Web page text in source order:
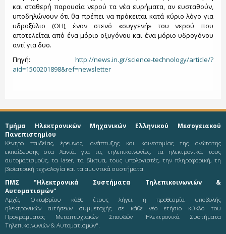
και σταθερή παρουσία νερού τα νέα ευρήματα, αν ευσταθούν,
υποδηλώνουν ότι θα πρέπει να πρόκειται κατά κύριο λόγο για
υδροξύλιο (OH), έναν στενό «συγγενή» του νερού που
αποτελείται από ένα μόριο οξυγόνου και ένα μόριο υδρογόνου
αντί για δυο.
Πηγή: http://news.in.gr/science-technology/article/?
aid=1500201898&ref=newsletter
Τμήμα Ηλεκτρονικών Μηχανικών Ελληνικού Μεσογειακού
Πανεπιστημίου
Κέντρο παιδείας, έρευνας, ανάπτυξης και καινοτομίας της ανώτατης
εκπαίδευσης στα Χανιά, για τις τηλεπικοινωνίες, τα ηλεκτρονικά, τους
αυτοματισμούς, τα laser, τα δίκτυα, τους υπολογιστές, την πληροφορική, τη
βιοϊατρική τεχνολογία και τα αμυντικά συστήματα.
ΠΜΣ "Ηλεκτρονικά Συστήματα Τηλεπικοινωνιών &
Αυτοματισμών"
Αρχές Οκτωβρίου κάθε έτους λήγει η προθεσμία υποβολής
ηλεκτρονικών αιτήσεων συμμετοχής σε κάθε νέο ετήσιο κύκλο του
Προγράμματος Μεταπτυχιακών Σπουδών "Ηλεκτρονικά Συστήματα
Τηλεπικοινωνιών & Αυτοματισμών".